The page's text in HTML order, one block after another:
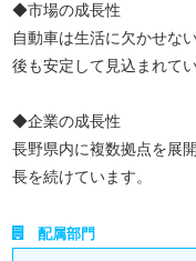
◆市場の成長性
自動車は生活に欠かせな
後も安定して見込まれてい
◆企業の成長性
長野県内に複数拠点を展
長を続けています。
配属部門